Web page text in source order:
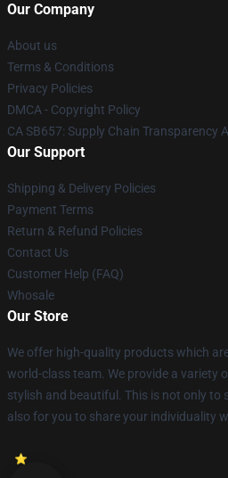
Our Company
About us
Terms & Conditions
Privacy Policies
DMCA - Copyright Policy
CA SB657: Supply Chain Transparency
Our Support
Shipping & Delivery Policies
Payment Terms
Return & Refund Policies
Contact Us
Customer Help (FAQ)
Whosale
Our Store
We offer high-quality products which
world-class team. We provide a variety
stylish and beautiful. This is not only to
also for you to share your individuality